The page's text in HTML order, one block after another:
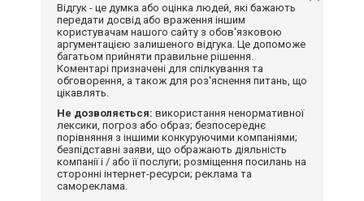
Відгук - це думка або оцінка людей, які бажають
передати досвід або враження іншим
користувачам нашого сайту з обов'язковою
аргументацією залишеного відгука. Це допоможе
багатьом прийняти правильне рішення.
Коментарі призначені для спілкування та
обговорення, а також для роз'яснення питань, що
цікавлять.
Не дозволяється: використання ненормативної
лексики, погроз або образ; безпосереднє
порівняння з іншими конкуруючими компаніями;
безпідставні заяви, що ображають діяльність
компанії і / або її послуги; розміщення посилань на
сторонні інтернет-ресурси; реклама та
самореклама.